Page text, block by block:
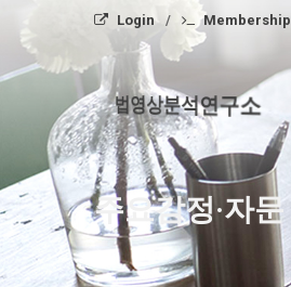
Login Membership
법영상분석연구소
주요감정·자문